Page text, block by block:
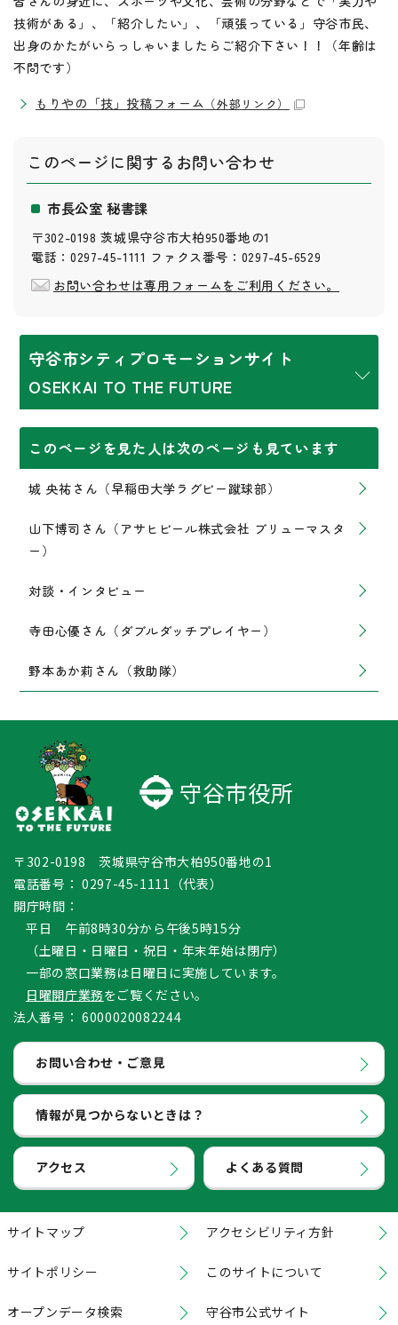
技術がある」、「紹介したい」、「頑張っている」守谷市民、
出身のかたがいらっしゃいましたらご紹介下さい！！（年齢は
不問です）
もりやの「技」投稿フォーム （外部リンク）
このページに関する お問い合わせ
市長公室 秘書課
〒302-0198 茨城県守谷市大柏950番地の1
電話：0297-45-1111 ファクス番号：0297-45-6529
お問い合わせは専用フォームをご利用ください。
守谷市シティプロモーションサイト
OSEKKAI TO THE FUTURE
このページを見た人は次のページも見ています
城 央祐さん（早稲田大学ラグビー蹴球部）
山下博司さん（アサヒビール株式会社 ブリューマスタ
ー）
対談・インタビュー
寺田心優さん（ダブルダッチプレイヤー）
野本あか莉さん（救助隊）
守谷市役所
〒302-0198 茨城県守谷市大柏950番地の1
電話番号： 0297-45-1111（代表）
開庁時間：
平日 午前8時30分から午後5時15分
（土曜日・日曜日・祝日・年末年始は閉庁）
一部の窓口業務は日曜日に実施しています。
日曜開庁業務をご覧ください。
法人番号： 6000020082244
お問い合わせ・ご意見
情報が見つからないときは？
アクセス よくある質問
サイトマップ アクセシビリティ方針
サイトポリシー このサイトについて
オープンデータ検索 守谷市公式サイト